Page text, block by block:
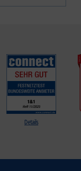
Details